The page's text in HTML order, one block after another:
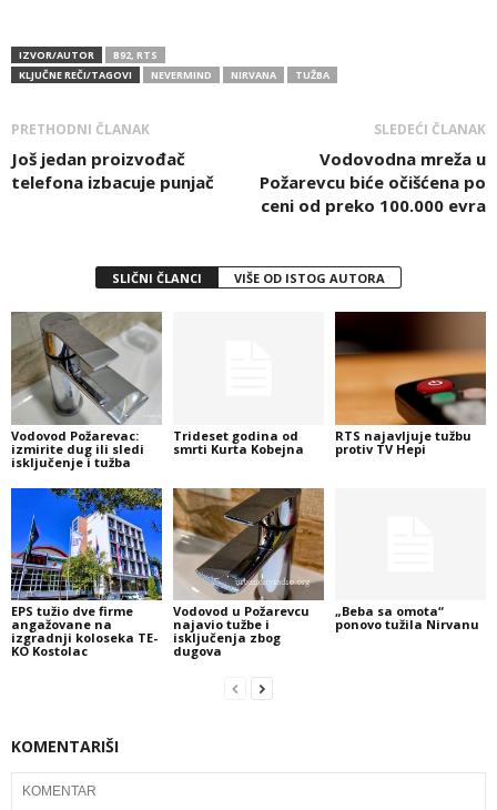
IZVOR/AUTOR
B92, RTS
KLJUČNE REČI/TAGOVI
NEVERMIND NIRVANA TUŽBA
PRETHODNI ČLANAK
Još jedan proizvođač
telefona izbacuje punjač
SLEDEĆI ČLANAK
Vodovodna mreža u
Požarevcu biće očišćena po
ceni od preko 100.000 evra
SLIČNI ČLANCI VIŠE OD ISTOG AUTORA
Vodovod Požarevac:
izmirite dug ili sledi
isključenje i tužba
Trideset godina od
smrti Kurta Kobejna
RTS najavljuje tužbu
protiv TV Hepi
EPS tužio dve firme
angažovane na
izgradnji koloseka TE-
KO Kostolac
Vodovod u Požarevcu
najavio tužbe i
isključenja zbog
dugova
„Beba sa omota“
ponovo tužila Nirvanu
KOMENTARIŠI